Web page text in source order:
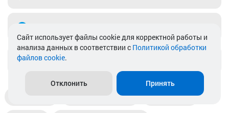
info@akkamulik.by
Пункты выдачи Магазины
Cайт использует файлы cookie для корректной работы и
анализа данных в соответствии с Политикой обработки
файлов cookie.
Отклонить Принять